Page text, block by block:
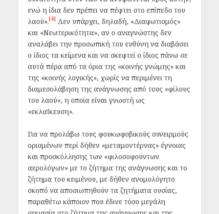
ενώ η ίδια δεν πρέπει να πέφτει στο επίπεδο του
λαού».[4] Δεν υπάρχει, δηλαδή, «Διαφωτισμός»
και «Νεωτερικότητα», αν ο αναγνώστης δεν
αναλάβει την προσωπική του ευθύνη να διαβάσει
ο ίδιος τα κείμενα και να σκεφτεί ο ίδιος πάνω σε
αυτά πέρα από τα όρια της «κοινής γνώμης» και
της «κοινής λογικής», χωρίς να περιμένει τη
διαμεσολάβηση της ανάγνωσης από τους «φίλους
του λαού», η οποία είναι γνωστή ως
«εκλαΐκευση».
Για να προλάβω τους φουκωφοβικούς συνειρμούς
ορισμένων περί δήθεν «μεταμοντέρνας» έγνοιας
και προσκόλλησης των «φιλοσοφούντων
αερολόγων» με το ζήτημα της ανάγνωσης και το
ζήτημα του κειμένου, με δήθεν ανομολόγητο
σκοπό να αποσιωπηθούν τα ζητήματα ουσίας,
παραθέτω κάποιον που έδινε τόσο μεγάλη